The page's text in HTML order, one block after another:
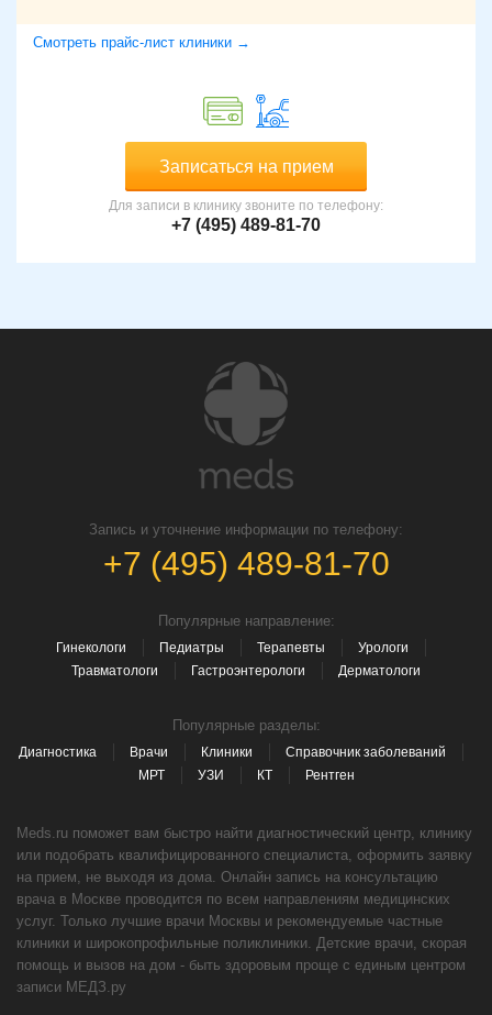
Смотреть прайс-лист клиники →
Записаться на прием
Для записи в клинику звоните по телефону:
+7 (495) 489-81-70
Запись и уточнение информации по телефону:
+7 (495) 489-81-70
Популярные направление:
Гинекологи Педиатры Терапевты
Урологи
Травматологи
Гастроэнтерологи Дерматологи
Популярные разделы:
Диагностика Врачи Клиники
Справочник заболеваний
МРТ
УЗИ КТ Рентген
Meds.ru поможет вам быстро найти диагностический центр, клинику
или подобрать квалифицированного специалиста, оформить заявку
на прием, не выходя из дома. Онлайн запись на консультацию
врача в Москве проводится по всем направлениям медицинских
услуг. Только лучшие врачи Москвы и рекомендуемые частные
клиники и широкопрофильные поликлиники. Детские врачи, скорая
помощь и вызов на дом - быть здоровым проще с единым центром
записи МЕДЗ.ру